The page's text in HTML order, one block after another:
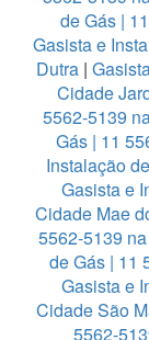
de Gás |
Gasista e
Dutra |
Cidade
5562-5139
Gás | 11
Instalação
Gasista e
Cidade Mae
5562-5139
de Gás | 11
Gasista e
Cidade São
5562-